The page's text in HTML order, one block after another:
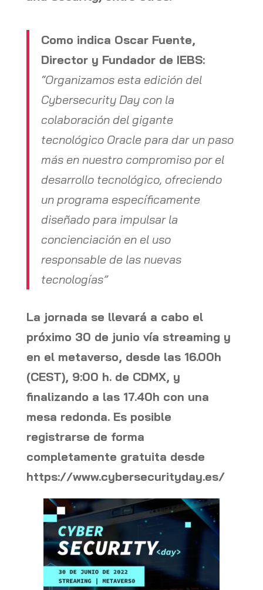
Como indica Oscar Fuente,
Director y Fundador de IEBS:
“Organizamos esta edición del
Cybersecurity Day con la
colaboración del gigante
tecnológico Oracle para dar un paso
más en nuestro compromiso por el
desarrollo tecnológico, ofreciendo
un programa específicamente
diseñado para impulsar la
concienciación en el uso
responsable de las nuevas
tecnologías”
La jornada se llevará a cabo el
próximo 30 de junio vía streaming y
en el metaverso, desde las 16.00h
(CEST), 9:00 h. de CDMX, y
finalizando a las 17.40h con una
mesa redonda. Es posible
registrarse de forma
completamente gratuita desde
https://www.cybersecurityday.es/